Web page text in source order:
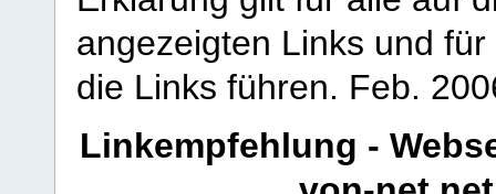
angezeigten Links und
die Links führen. Feb.
Linkempfehlung -